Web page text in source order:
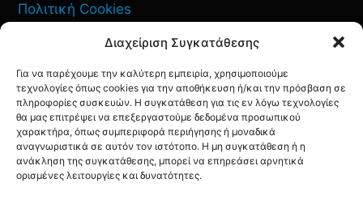
Διαχείριση Συγκατάθεσης
Για να παρέχουμε την καλύτερη εμπειρία, χρησιμοποιούμε
τεχνολογίες όπως cookies για την αποθήκευση ή/και την πρόσβαση σε
πληροφορίες συσκευών. Η συγκατάθεση για τις εν λόγω τεχνολογίες
θα μας επιτρέψει να επεξεργαστούμε δεδομένα προσωπικού
χαρακτήρα, όπως συμπεριφορά περιήγησης ή μοναδικά
αναγνωριστικά σε αυτόν τον ιστότοπο. Η μη συγκατάθεση ή η
ανάκληση της συγκατάθεσης, μπορεί να επηρεάσει αρνητικά
ορισμένες λειτουργίες και δυνατότητες.
Πολιτική Cookies
Πολιτική Απορρήτου
ΕΠΙΚΟΙΝΩΝΙΑ